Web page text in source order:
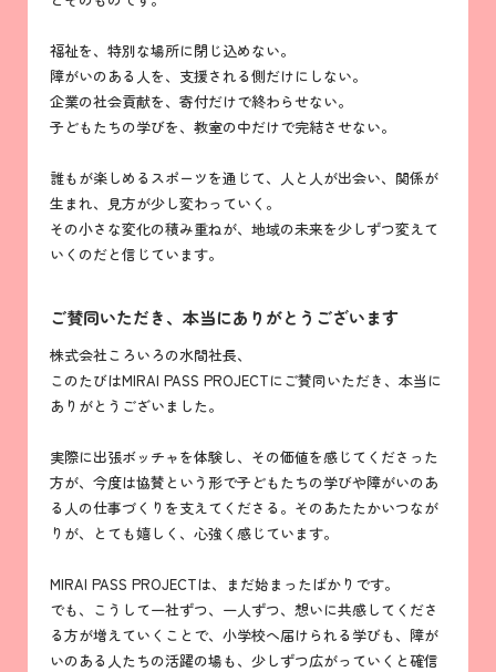
福祉を、特別な場所に閉じ込めない。
障がいのある人を、支援される側だけにしない。
企業の社会貢献を、寄付だけで終わらせない。
子どもたちの学びを、教室の中だけで完結させない。
誰もが楽しめるスポーツを通じて、人と人が出会い、関係が
生まれ、見方が少し変わっていく。
その小さな変化の積み重ねが、地域の未来を少しずつ変えて
いくのだと信じています。
ご賛同いただき、本当にありがとうございます
株式会社ころいろの水間社長、
このたびはMIRAI PASS PROJECTにご賛同いただき、本当に
ありがとうございました。
実際に出張ボッチャを体験し、その価値を感じてくださった
方が、今度は協賛という形で子どもたちの学びや障がいのあ
る人の仕事づくりを支えてくださる。そのあたたかいつなが
りが、とても嬉しく、心強く感じています。
MIRAI PASS PROJECTは、まだ始まったばかりです。
でも、こうして一社ずつ、一人ずつ、想いに共感してくださ
る方が増えていくことで、小学校へ届けられる学びも、障が
いのある人たちの活躍の場も、少しずつ広がっていくと確信